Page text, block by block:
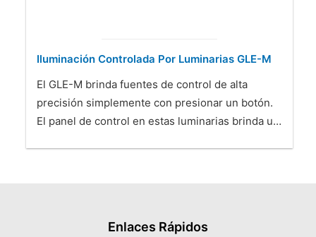
Iluminación Controlada Por Luminarias GLE-M
El GLE-M brinda fuentes de control de alta
precisión simplemente con presionar un botón.
El panel de control en estas luminarias brinda u…
Enlaces Rápidos